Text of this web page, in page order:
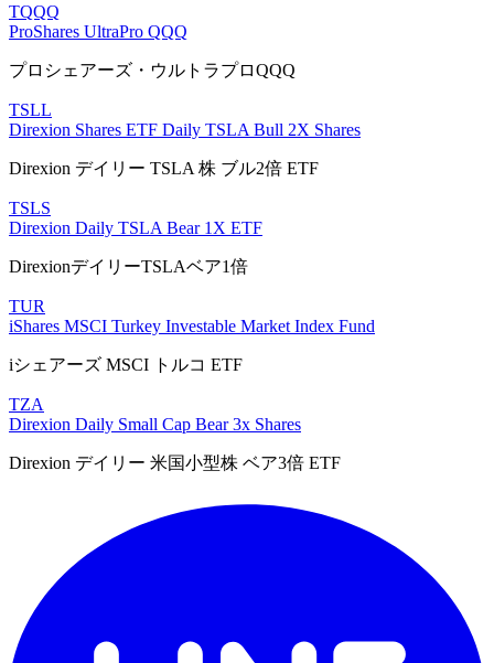
TQQQ
ProShares UltraPro QQQ
プロシェアーズ・ウルトラプロQQQ
TSLL
Direxion Shares ETF Daily TSLA Bull 2X Shares
Direxion デイリー TSLA 株 ブル2倍 ETF
TSLS
Direxion Daily TSLA Bear 1X ETF
DirexionデイリーTSLAベア1倍
TUR
iShares MSCI Turkey Investable Market Index Fund
iシェアーズ MSCI トルコ ETF
TZA
Direxion Daily Small Cap Bear 3x Shares
Direxion デイリー 米国小型株 ベア3倍 ETF